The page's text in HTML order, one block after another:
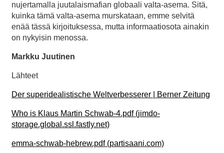
nujertamalla juutalaismafian globaali valta-asema. Sitä,
kuinka tämä valta-asema murskataan, emme selvitä
enää tässä kirjoituksessa, mutta informaatiosota ainakin
on nykyisin menossa.
Markku Juutinen
Lähteet
Der superidealistische Weltverbesserer | Berner Zeitung
Who is Klaus Martin Schwab-4.pdf (jimdo-
storage.global.ssl.fastly.net)
emma-schwab-hebrew.pdf (partisaani.com)